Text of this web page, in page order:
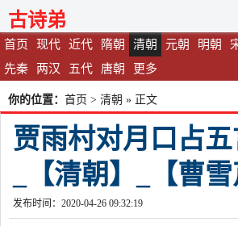
首页 现代 近代 隋朝 清朝 元朝 明朝
先秦
两汉 五代 唐朝 更多
古诗弟
你的位置： 首页 > 清朝 » 正文
贾雨村对月口占
_【清朝】_【曹雪
发布时间：2020-04-26 09:32:19